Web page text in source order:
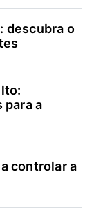
descubra o
para a
controlar a